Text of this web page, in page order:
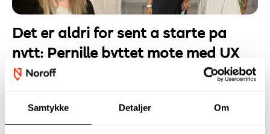
Samtykke Detaljer Om
Det er aldri for sent å starte på
nytt: Pernille byttet mote med UX
Design